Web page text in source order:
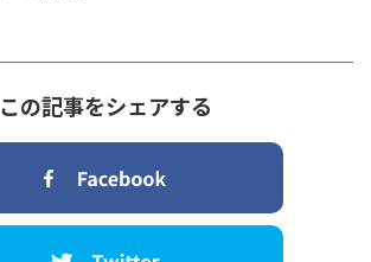
この記事をシェアする